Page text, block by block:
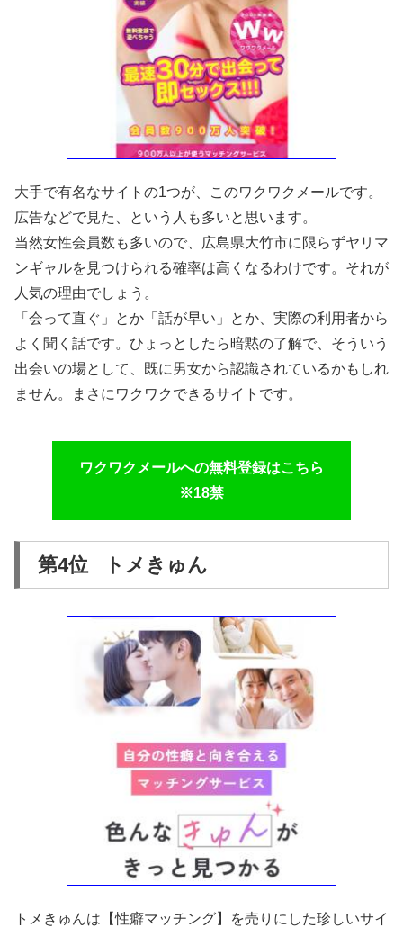
大手で有名なサイトの1つが、このワクワクメールです。
広告などで見た、という人も多いと思います。
当然女性会員数も多いので、広島県大竹市に限らずヤリマ
ンギャルを見つけられる確率は高くなるわけです。それが
人気の理由でしょう。
「会って直ぐ」とか「話が早い」とか、実際の利用者から
よく聞く話です。ひょっとしたら暗黙の了解で、そういう
出会いの場として、既に男女から認識されているかもしれ
ません。まさにワクワクできるサイトです。
ワクワクメールへの無料登録はこちら
※18禁
第4位 トメきゅん
トメきゅんは【性癖マッチング】を売りにした珍しいサイ